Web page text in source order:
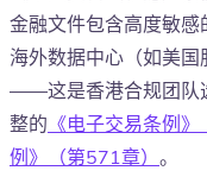
金融文件包含高度敏
海外数据中心（如美
——这是香港合规团队
整的 《电子交易条例》
例》（第571章） 。